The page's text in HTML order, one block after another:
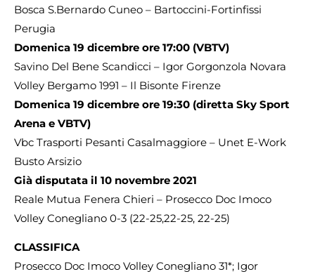
Bosca S.Bernardo Cuneo – Bartoccini-Fortinfissi
Perugia
Domenica 19 dicembre ore 17:00 (VBTV)
Savino Del Bene Scandicci – Igor Gorgonzola Novara
Volley Bergamo 1991 – Il Bisonte Firenze
Domenica 19 dicembre ore 19:30 (diretta Sky Sport
Arena e VBTV)
Vbc Trasporti Pesanti Casalmaggiore – Unet E-Work
Busto Arsizio
Già disputata il 10 novembre 2021
Reale Mutua Fenera Chieri – Prosecco Doc Imoco
Volley Conegliano 0-3 (22-25,22-25, 22-25)
CLASSIFICA
Prosecco Doc Imoco Volley Conegliano 31*; Igor